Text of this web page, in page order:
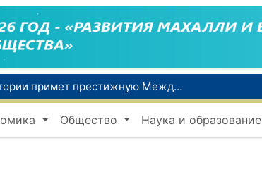
Узбекистан впервые в своей истории примет престижную Международную олимпиаду по информатике IOI 2026
Число пользователей мобильного интернета в Узбекистане за 10 лет выросло в 4,3 раза
При содействии Генконсульства Узбекистана соотечественница, перенесшая инсульт в Алматы, вернулась на родину
В Ташкенте состоялось заседание Исполнительного комитета Федерации тяжелой атлетики Азии
Общество Наука и образование